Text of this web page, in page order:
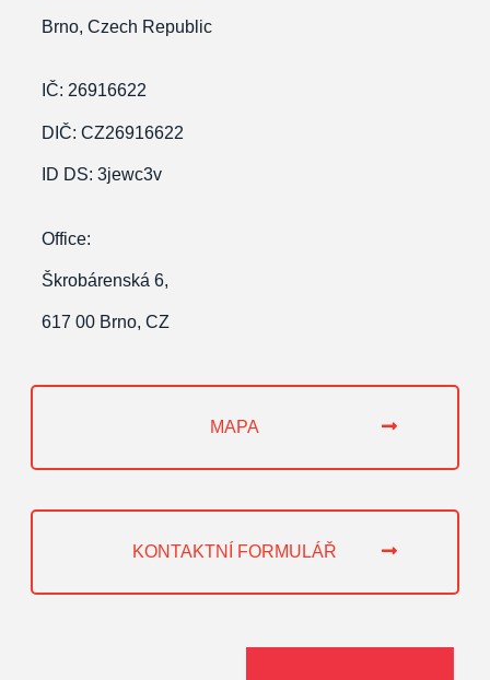
Brno, Czech Republic
IČ: 26916622
DIČ: CZ26916622
ID DS: 3jewc3v
Office:
Škrobárenská 6,
617 00 Brno, CZ
MAPA
KONTAKTNÍ FORMULÁŘ